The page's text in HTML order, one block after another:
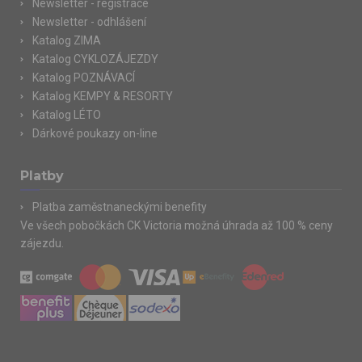
Newsletter - registrace
Newsletter - odhlášení
Katalog ZIMA
Katalog CYKLOZÁJEZDY
Katalog POZNÁVACÍ
Katalog KEMPY & RESORTY
Katalog LÉTO
Dárkové poukazy on-line
Platby
Platba zaměstnaneckými benefity
Ve všech pobočkách CK Victoria možná úhrada až 100 % ceny
zájezdu.